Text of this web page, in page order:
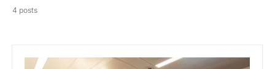
4 posts